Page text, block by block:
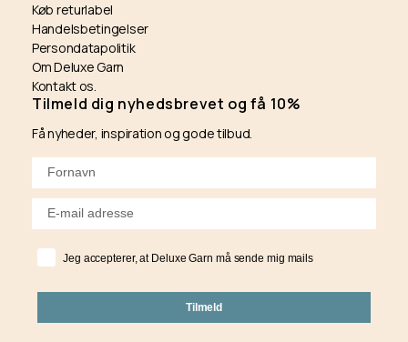
Køb returlabel
Handelsbetingelser
Persondatapolitik
Om Deluxe Garn
Kontakt os.
Tilmeld dig nyhedsbrevet og få 10%
Få nyheder, inspiration og gode tilbud.
Jeg accepterer, at Deluxe Garn må sende mig mails
Tilmeld